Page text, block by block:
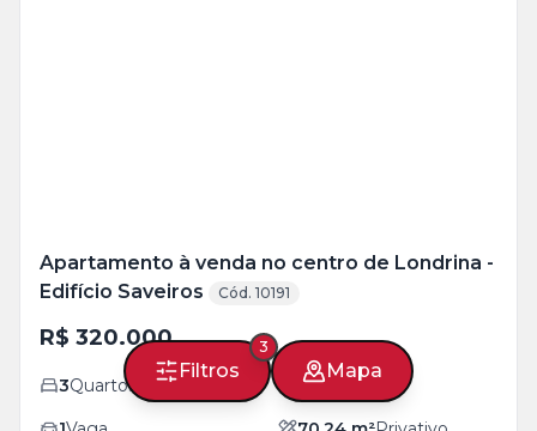
Filtros
3
Mapa
Apartamento à venda no centro de Londrina -
Edifício Saveiros
Cód. 10191
R$ 320.000
3Quartos 1Banheiro